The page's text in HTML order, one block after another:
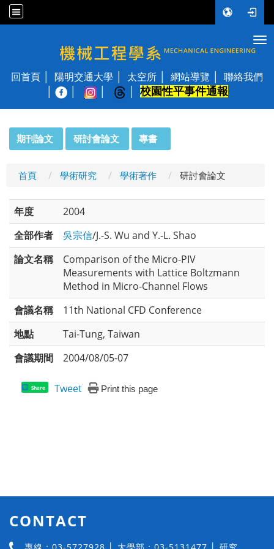
國立陽明交通大學 機械工程學系
回首頁 陽明交通大學 太空所 網站導覽
聯絡我們
校園性平事件通報
期刊論文 研討會論文 專書
首頁 學術研究 學術著作 研討會論文
年度
2004
全部作者
吳宗信/J.-S. Wu and Y.-L. Shao
論文名稱
Comparison of the Micro-PIV
Measurements with Lattice Boltzmann
Method in Micro-Channel Flows
會議名稱
11th National CFD Conference
地點
Tai-Tung, Taiwan
會議期間
2004/08/05-07
Share Tweet Print this page
CONTACT